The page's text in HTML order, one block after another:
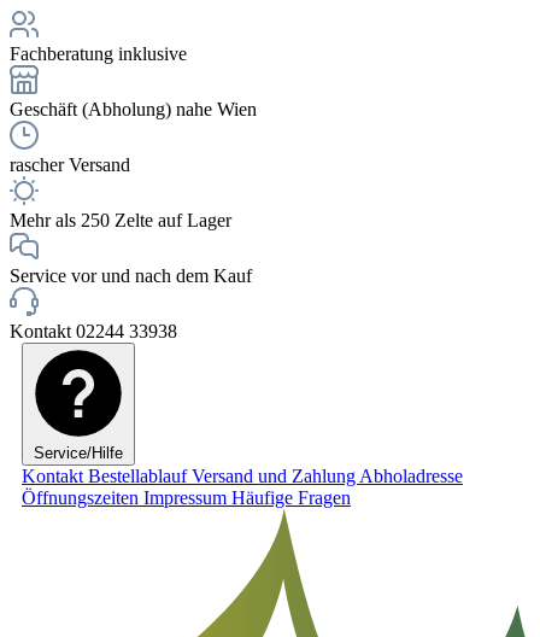
Fachberatung inklusive
Geschäft (Abholung) nahe Wien
rascher Versand
Mehr als 250 Zelte auf Lager
Service vor und nach dem Kauf
Kontakt 02244 33938
Service/Hilfe
Kontakt BestellablaufVersand und Zahlung Abholadresse
Öffnungszeiten Impressum Häufige Fragen